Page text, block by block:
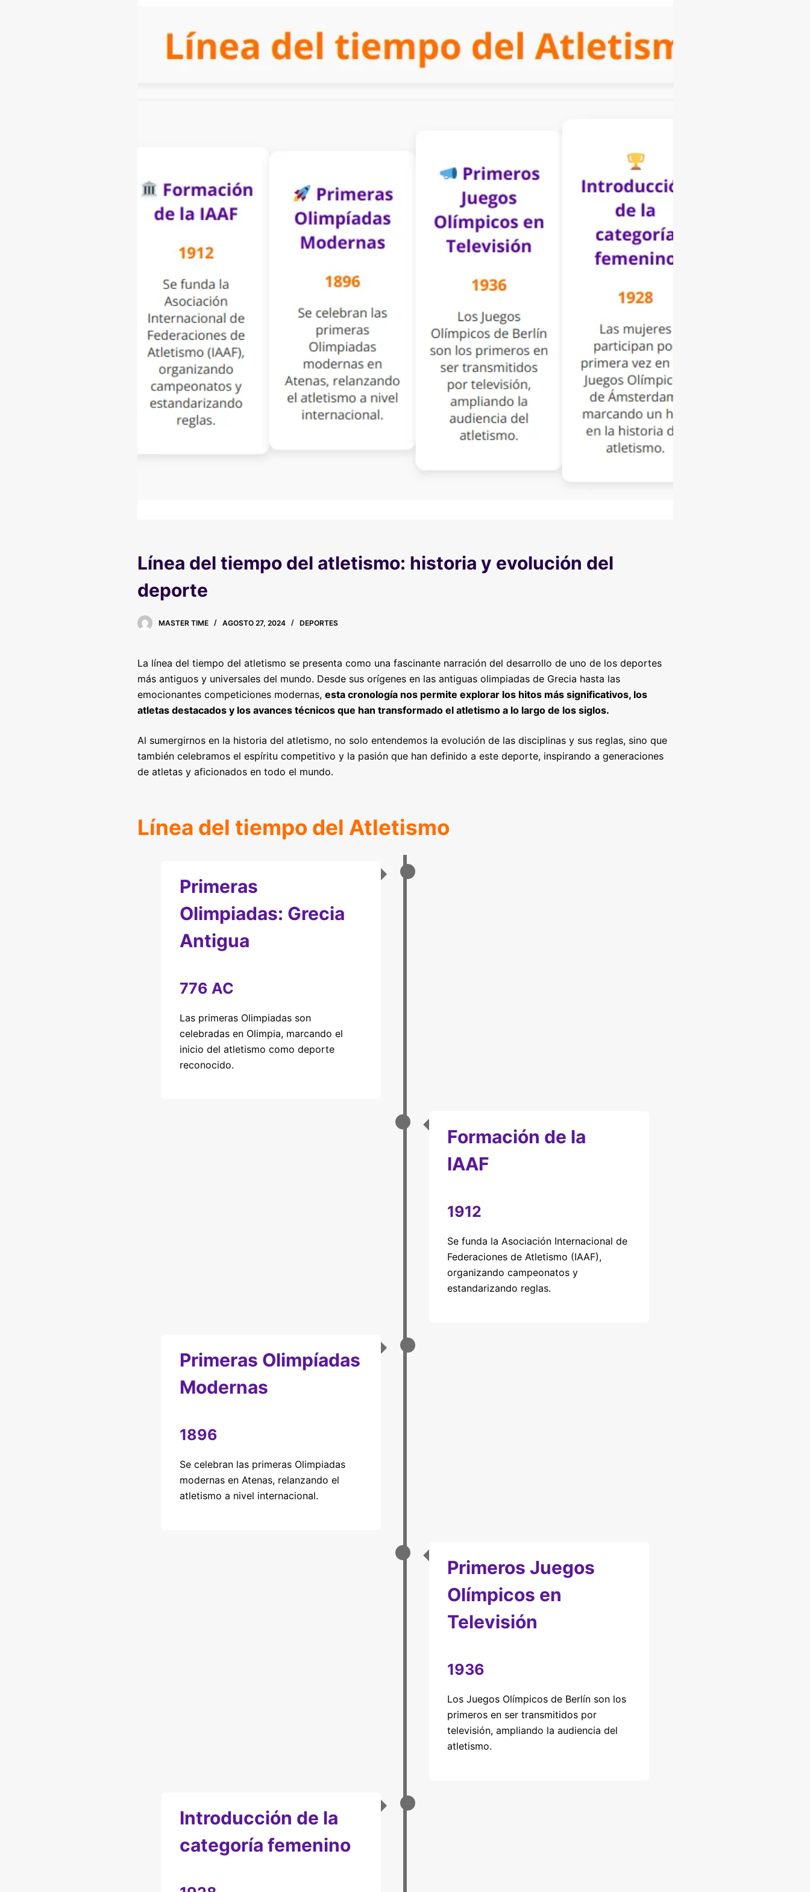
Línea del tiempo del atletismo: historia y evolución del
deporte
MASTER TIME AGOSTO 27, 2024 DEPORTES
La línea del tiempo del atletismo se presenta como una fascinante narración del desarrollo de uno de los deportes
más antiguos y universales del mundo. Desde sus orígenes en las antiguas olimpiadas de Grecia hasta las
emocionantes competiciones modernas, esta cronología nos permite explorar los hitos más significativos, los
atletas destacados y los avances técnicos que han transformado el atletismo a lo largo de los siglos.
Al sumergirnos en la historia del atletismo, no solo entendemos la evolución de las disciplinas y sus reglas, sino que
también celebramos el espíritu competitivo y la pasión que han definido a este deporte, inspirando a generaciones
de atletas y aficionados en todo el mundo.
Línea del tiempo del Atletismo
Primeras
Olimpiadas: Grecia
Antigua
776 AC
Las primeras Olimpiadas son
celebradas en Olimpia, marcando el
inicio del atletismo como deporte
reconocido.
Formación de la
IAAF
1912
Se funda la Asociación Internacional de
Federaciones de Atletismo (IAAF),
organizando campeonatos y
estandarizando reglas.
Primeras Olimpíadas
Modernas
1896
Se celebran las primeras Olimpiadas
modernas en Atenas, relanzando el
atletismo a nivel internacional.
Primeros Juegos
Olímpicos en
Televisión
1936
Los Juegos Olímpicos de Berlín son los
primeros en ser transmitidos por
televisión, ampliando la audiencia del
atletismo.
Introducción de la
categoría femenino